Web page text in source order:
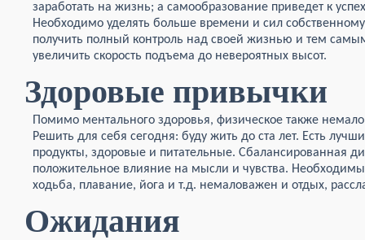
заработать на жизнь; а самообразование приведет к
Необходимо уделять больше времени и сил собственному
получить полный контроль над своей жизнью и тем
увеличить скорость подъема до невероятных высот.
Здоровые привычки
Помимо ментального здоровья, физическое также
Решить для себя сегодня: буду жить до ста лет. Есть
продукты, здоровые и питательные. Сбалансированная
положительное влияние на мысли и чувства.
ходьба, плавание, йога и т.д. немаловажен и отдых,
Ожидания